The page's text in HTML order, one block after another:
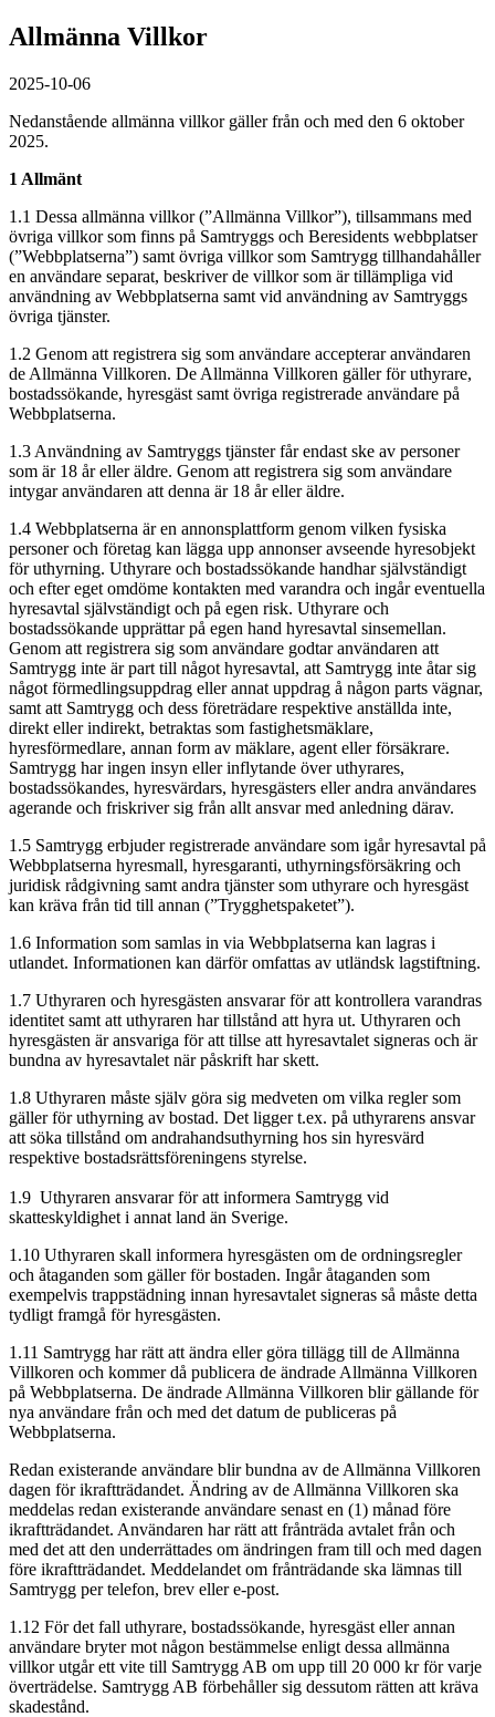
Allmänna Villkor
2025-10-06
Nedanstående allmänna villkor gäller från och med den 6 oktober
2025.
1 Allmänt
1.1 Dessa allmänna villkor (”Allmänna Villkor”), tillsammans med
övriga villkor som finns på Samtryggs och Beresidents webbplatser
(”Webbplatserna”) samt övriga villkor som Samtrygg tillhandahåller
en användare separat, beskriver de villkor som är tillämpliga vid
användning av Webbplatserna samt vid användning av Samtryggs
övriga tjänster.
1.2 Genom att registrera sig som användare accepterar användaren
de Allmänna Villkoren. De Allmänna Villkoren gäller för uthyrare,
bostadssökande, hyresgäst samt övriga registrerade användare på
Webbplatserna.
1.3 Användning av Samtryggs tjänster får endast ske av personer
som är 18 år eller äldre. Genom att registrera sig som användare
intygar användaren att denna är 18 år eller äldre.
1.4 Webbplatserna är en annonsplattform genom vilken fysiska
personer och företag kan lägga upp annonser avseende hyresobjekt
för uthyrning. Uthyrare och bostadssökande handhar självständigt
och efter eget omdöme kontakten med varandra och ingår eventuella
hyresavtal självständigt och på egen risk. Uthyrare och
bostadssökande upprättar på egen hand hyresavtal sinsemellan.
Genom att registrera sig som användare godtar användaren att
Samtrygg inte är part till något hyresavtal, att Samtrygg inte åtar sig
något förmedlingsuppdrag eller annat uppdrag å någon parts vägnar,
samt att Samtrygg och dess företrädare respektive anställda inte,
direkt eller indirekt, betraktas som fastighetsmäklare,
hyresförmedlare, annan form av mäklare, agent eller försäkrare.
Samtrygg har ingen insyn eller inflytande över uthyrares,
bostadssökandes, hyresvärdars, hyresgästers eller andra användares
agerande och friskriver sig från allt ansvar med anledning därav.
1.5 Samtrygg erbjuder registrerade användare som igår hyresavtal på
Webbplatserna hyresmall, hyresgaranti, uthyrningsförsäkring och
juridisk rådgivning samt andra tjänster som uthyrare och hyresgäst
kan kräva från tid till annan (”Trygghetspaketet”).
1.6 Information som samlas in via Webbplatserna kan lagras i
utlandet. Informationen kan därför omfattas av utländsk lagstiftning.
1.7 Uthyraren och hyresgästen ansvarar för att kontrollera varandras
identitet samt att uthyraren har tillstånd att hyra ut. Uthyraren och
hyresgästen är ansvariga för att tillse att hyresavtalet signeras och är
bundna av hyresavtalet när påskrift har skett.
1.8 Uthyraren måste själv göra sig medveten om vilka regler som
gäller för uthyrning av bostad. Det ligger t.ex. på uthyrarens ansvar
att söka tillstånd om andrahandsuthyrning hos sin hyresvärd
respektive bostadsrättsföreningens styrelse.
1.9 Uthyraren ansvarar för att informera Samtrygg vid
skatteskyldighet i annat land än Sverige.
1.10 Uthyraren skall informera hyresgästen om de ordningsregler
och åtaganden som gäller för bostaden. Ingår åtaganden som
exempelvis trappstädning innan hyresavtalet signeras så måste detta
tydligt framgå för hyresgästen.
1.11 Samtrygg har rätt att ändra eller göra tillägg till de Allmänna
Villkoren och kommer då publicera de ändrade Allmänna Villkoren
på Webbplatserna. De ändrade Allmänna Villkoren blir gällande för
nya användare från och med det datum de publiceras på
Webbplatserna.
Redan existerande användare blir bundna av de Allmänna Villkoren
dagen för ikraftträdandet. Ändring av de Allmänna Villkoren ska
meddelas redan existerande användare senast en (1) månad före
ikraftträdandet. Användaren har rätt att frånträda avtalet från och
med det att den underrättades om ändringen fram till och med dagen
före ikraftträdandet. Meddelandet om frånträdande ska lämnas till
Samtrygg per telefon, brev eller e-post.
1.12 För det fall uthyrare, bostadssökande, hyresgäst eller annan
användare bryter mot någon bestämmelse enligt dessa allmänna
villkor utgår ett vite till Samtrygg AB om upp till 20 000 kr för varje
överträdelse. Samtrygg AB förbehåller sig dessutom rätten att kräva
skadestånd.